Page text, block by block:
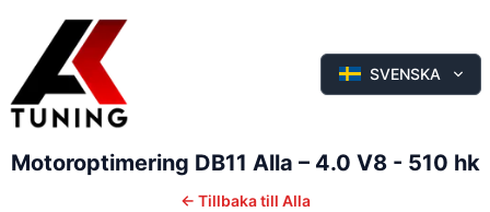
SVENSKA
Motoroptimering DB11 Alla – 4.0 V8 - 510 hk
← Tillbaka till Alla